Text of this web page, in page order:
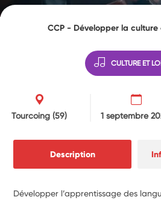
CCP - Développer la culture
CULTURE ET
Tourcoing (59) 1 septembre
Description
Développer l’apprentissage des